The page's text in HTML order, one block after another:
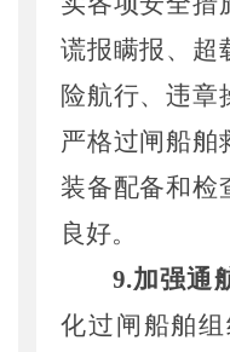
谎报瞒报、超
险航行、违章
严格过闸船舶
装备配备和检
良好。
9.加强通
化过闸船舶